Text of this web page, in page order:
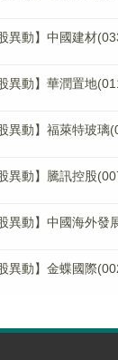
股異動】中國建材
股異動】華潤置地
股異動】福萊特玻
股異動】騰訊控股
股異動】中國海外
股異動】金蝶國際